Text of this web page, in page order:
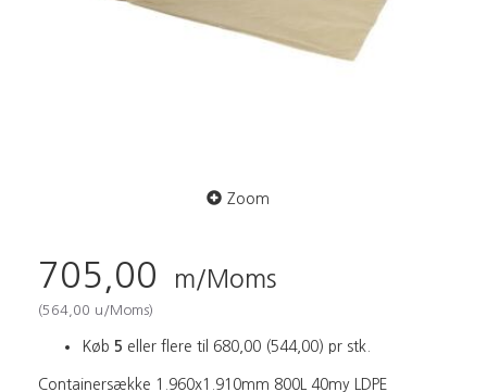
Zoom
705,00 m/Moms
(564,00 u/Moms)
Køb 5 eller flere til 680,00 (544,00) pr stk.
Containersække 1.960x1.910mm 800L 40my LDPE